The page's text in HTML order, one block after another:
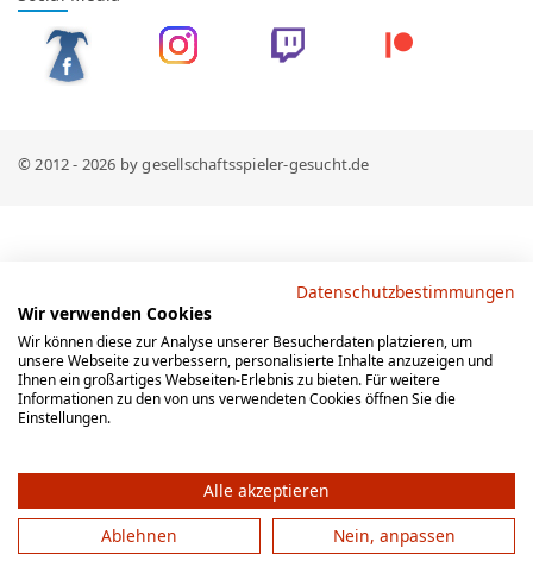
© 2012 - 2026 by gesellschaftsspieler-gesucht.de
Datenschutzbestimmungen
Wir verwenden Cookies
Wir können diese zur Analyse unserer Besucherdaten platzieren, um
unsere Webseite zu verbessern, personalisierte Inhalte anzuzeigen und
Ihnen ein großartiges Webseiten-Erlebnis zu bieten. Für weitere
Informationen zu den von uns verwendeten Cookies öffnen Sie die
Einstellungen.
Alle akzeptieren
Ablehnen
Nein, anpassen